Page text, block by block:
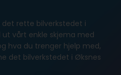
rette bilverkstedet i
ut vårt enkle skjema med
hva du trenger hjelp med,
det bilverkstedet i Øksnes